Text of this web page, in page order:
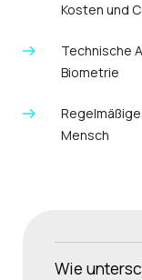
Kosten und
Technische
Biometrie
Mensch
Wie